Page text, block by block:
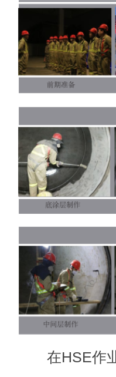
在HSE作业